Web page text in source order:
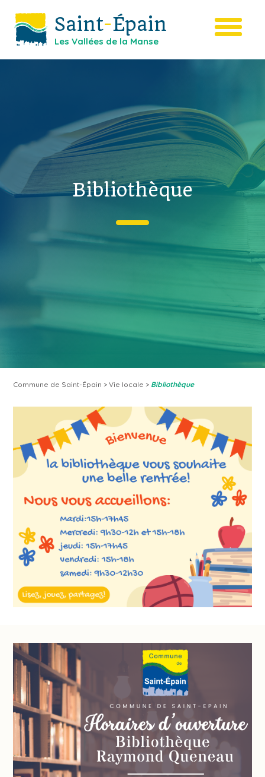
Saint-Épain
Les Vallées de la Manse
Bibliothèque
Commune de Saint-Épain >Vie locale > Bibliothèque